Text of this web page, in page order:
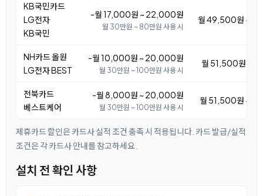
KB국민카드
LG전자
KB국민
-월 17,000원 ~ 22,000원
월 30만원 ~ 80만원 사용 시
월 49,500원 ~
NH카드 올원
LG전자 BEST
-월 10,000원 ~ 20,000원
월 30만원 ~ 100만원 사용 시
월 51,500원 ~
전북카드
베스트케어
-월 8,000원 ~ 20,000원
월 30만원 ~ 100만원 사용 시
월 51,500원 ~
제휴카드 할인은 카드사 실적 조건 충족 시 적용됩니다. 카드 발급/실적
조건은 각 카드사 안내를 참고하세요.
설치 전 확인 사항